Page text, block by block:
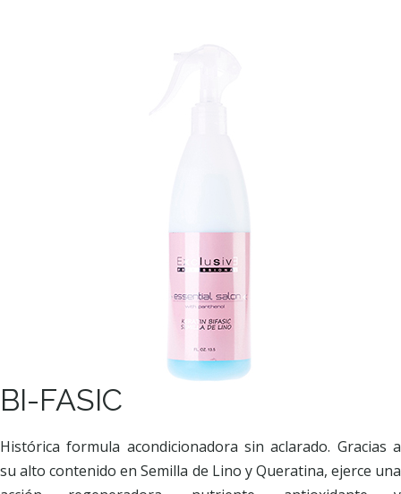
BI-FASIC
Histórica formula acondicionadora sin aclarado. Gracias a
su alto contenido en Semilla de Lino y Queratina, ejerce una